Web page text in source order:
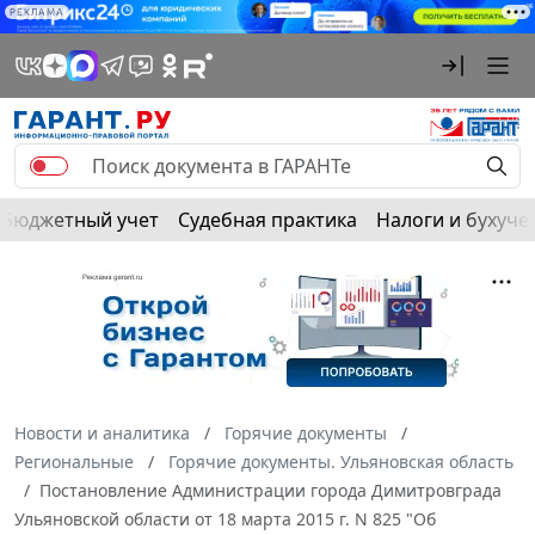
РЕКЛАМА
Бюджетный учет Судебная практика Налоги и
Новости и аналитика
Горячие документы
Региональные
Горячие документы. Ульяновская область
Постановление Администрации города Димитровграда
Ульяновской области от 18 марта 2015 г. N 825 "Об